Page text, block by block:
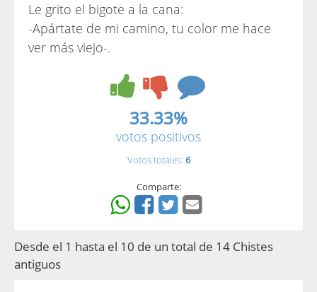
Le grito el bigote a la cana:
-Apártate de mi camino, tu color me hace
ver más viejo-.
33.33%
votos positivos
Votos totales: 6
Comparte:
Desde el 1 hasta el 10 de un total de 14 Chistes
antiguos